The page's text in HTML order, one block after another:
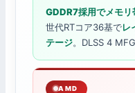
GDDR7採用でメモ
世代RTコア36基でレ
テージ。DLSS 4
AMD